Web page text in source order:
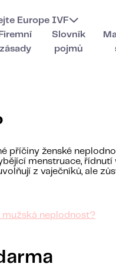
Europe IVF
Firemní
zásady
Slovník
pojmů
ženské
menstruace, řídnutí
z vaječníků, ale
mužská neplodnost?